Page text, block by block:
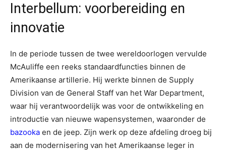
Interbellum: voorbereiding en
innovatie
In de periode tussen de twee wereldoorlogen vervulde
McAuliffe een reeks standaardfuncties binnen de
Amerikaanse artillerie. Hij werkte binnen de Supply
Division van de General Staff van het War Department,
waar hij verantwoordelijk was voor de ontwikkeling en
introductie van nieuwe wapensystemen, waaronder de
bazooka en de jeep. Zijn werk op deze afdeling droeg bij
aan de modernisering van het Amerikaanse leger in